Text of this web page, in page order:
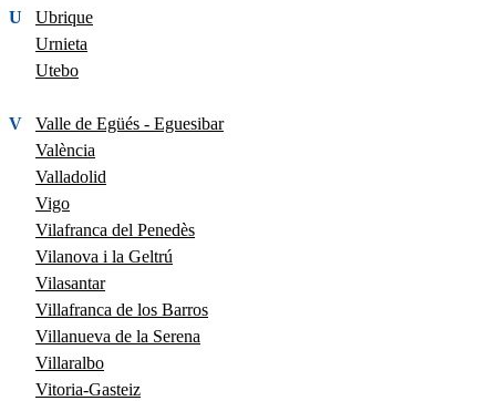
U
Ubrique
Urnieta
Utebo
V
Valle de Egüés - Eguesibar
València
Valladolid
Vigo
Vilafranca del Penedès
Vilanova i la Geltrú
Vilasantar
Villafranca de los Barros
Villanueva de la Serena
Villaralbo
Vitoria-Gasteiz